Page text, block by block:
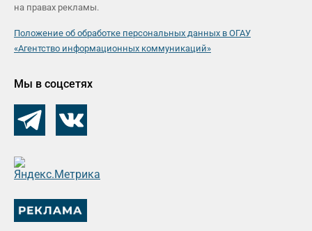
на правах рекламы.
Положение об обработке персональных данных в ОГАУ
«Агентство информационных коммуникаций»
Мы в соцсетях